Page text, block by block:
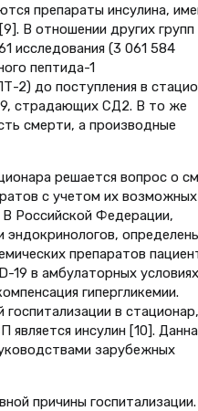
препараты инсулина,
В отношении других групп
исследования (3 061 584
пептида-1
2) до поступления в
страдающих СД2. В то же
смерти, а производные
решается вопрос о
с учетом их возможных
В Российской Федерации,
эндокринологов,
препаратов
19 в амбулаторных условиях
гипергликемии.
в стационар,
инсулин [10].
зарубежных
причины госпитализации.